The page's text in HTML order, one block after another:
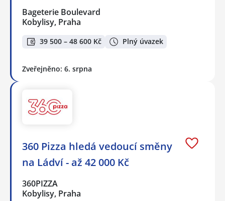
Bageterie Boulevard
Kobylisy, Praha
39 500 – 48 600 Kč Plný úvazek
Zveřejněno: 6. srpna
360 Pizza hledá vedoucí směny
na Ládví - až 42 000 Kč
360PIZZA
Kobylisy, Praha